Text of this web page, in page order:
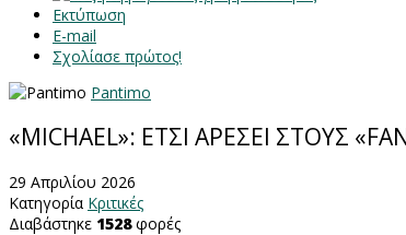
Εκτύπωση
E-mail
Σχολίασε πρώτος!
Pantimo
«MICHAEL»: ΕΤΣΙ ΑΡΕΣΕΙ ΣΤΟΥΣ
29 Απριλίου 2026
Κατηγορία Κριτικές
Διαβάστηκε 1528φορές